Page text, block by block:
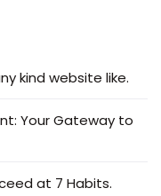
kind website like.
Your Gateway to
at 7 Habits.